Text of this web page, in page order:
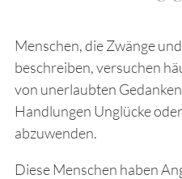
Menschen, die Zwänge und
beschreiben, versuchen
von unerlaubten
Handlungen Unglücke
abzuwenden.
Diese Menschen haben